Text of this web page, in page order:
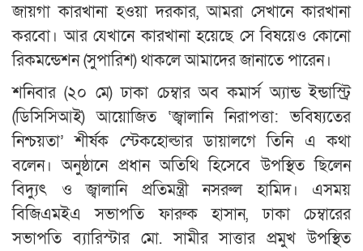
জায়গা কারখানা হওয়া দরকার, আমরা সেখানে কারখানা
করবো। আর যেখানে কারখানা হয়েছে সে বিষয়েও কোনো
রিকমন্ডেশন (সুপারিশ) থাকলে আমাদের জানাতে পারেন।
শনিবার (২০ মে) ঢাকা চেম্বার অব কমার্স অ্যান্ড ইন্ডাস্ট্রি
(ডিসিসিআই) আয়োজিত ‘জ্বালানি নিরাপত্তা: ভবিষ্যতের
নিশ্চয়তা’ শীর্ষক স্টেকহোল্ডার ডায়ালগে তিনি এ কথা
বলেন। অনুষ্ঠানে প্রধান অতিথি হিসেবে উপস্থিত ছিলেন
বিদ্যুৎ ও জ্বালানি প্রতিমন্ত্রী নসরুল হামিদ। এসময়
বিজিএমইএ সভাপতি ফারুক হাসান, ঢাকা চেম্বারের
সভাপতি ব্যারিস্টার মো. সামীর সাত্তার প্রমুখ উপস্থিত